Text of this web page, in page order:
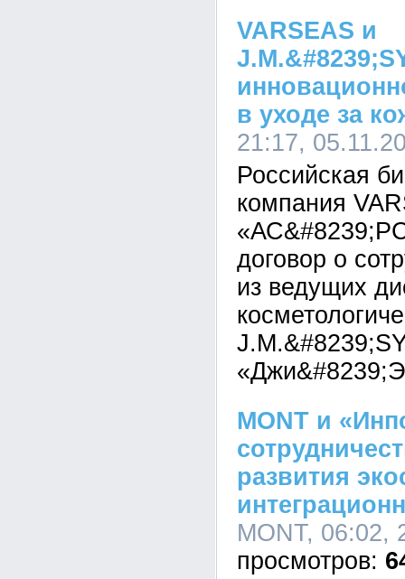
VARSEAS и
в уходе за
21:17,
Российская
компания
договор о
из ведущих
MONT и
развития
MONT, 06:02,